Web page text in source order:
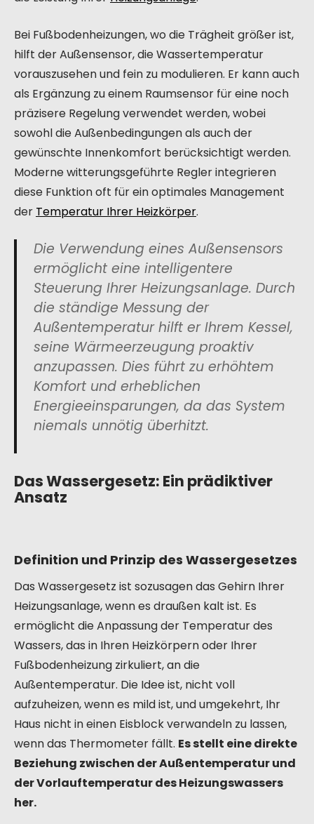
Bei Fußbodenheizungen, wo die Trägheit größer ist,
hilft der Außensensor, die Wassertemperatur
vorauszusehen und fein zu modulieren. Er kann auch
als Ergänzung zu einem Raumsensor für eine noch
präzisere Regelung verwendet werden, wobei
sowohl die Außenbedingungen als auch der
gewünschte Innenkomfort berücksichtigt werden.
Moderne witterungsgeführte Regler integrieren
diese Funktion oft für ein optimales Management
der Temperatur Ihrer Heizkörper.
Die Verwendung eines Außensensors
ermöglicht eine intelligentere
Steuerung Ihrer Heizungsanlage. Durch
die ständige Messung der
Außentemperatur hilft er Ihrem Kessel,
seine Wärmeerzeugung proaktiv
anzupassen. Dies führt zu erhöhtem
Komfort und erheblichen
Energieeinsparungen, da das System
niemals unnötig überhitzt.
Das Wassergesetz: Ein prädiktiver
Ansatz
Definition und Prinzip des Wassergesetzes
Das Wassergesetz ist sozusagen das Gehirn Ihrer
Heizungsanlage, wenn es draußen kalt ist. Es
ermöglicht die Anpassung der Temperatur des
Wassers, das in Ihren Heizkörpern oder Ihrer
Fußbodenheizung zirkuliert, an die
Außentemperatur. Die Idee ist, nicht voll
aufzuheizen, wenn es mild ist, und umgekehrt, Ihr
Haus nicht in einen Eisblock verwandeln zu lassen,
wenn das Thermometer fällt. Es stellt eine direkte
Beziehung zwischen der Außentemperatur und
der Vorlauftemperatur des Heizungswassers
her.